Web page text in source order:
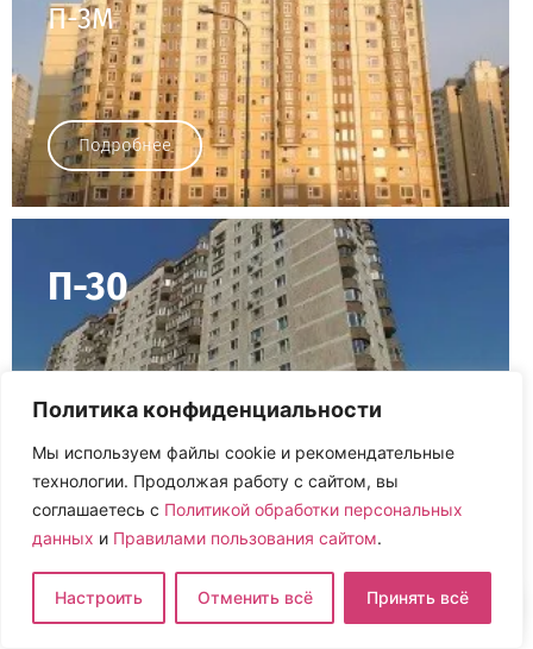
Политика конфиденциальности
Мы используем файлы cookie и рекомендательные
технологии. Продолжая работу с сайтом, вы
соглашаетесь с Политикой обработки персональных
данных и Правилами пользования сайтом.
Настроить Отменить всё Принять всё
П-3М
Подробнее
П-30
Подробнее
П-42